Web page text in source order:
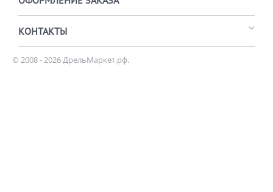
КОНТАКТЫ
© 2008 - 2026 ДрельМаркет.рф.